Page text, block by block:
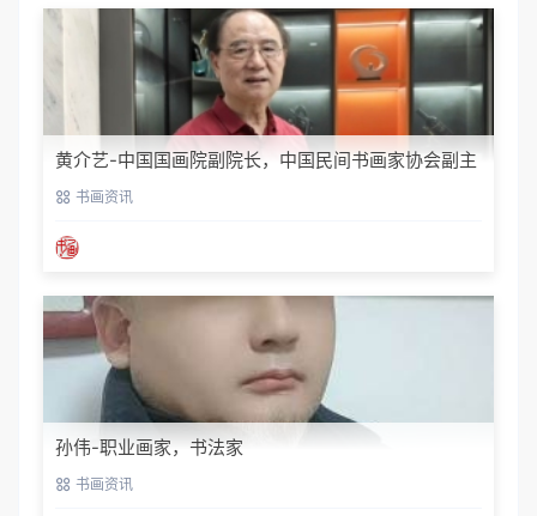
黄介艺-中国国画院副院长，中国民间书画家协会副主
席 书画资讯
孙伟-职业画家，书法家
书画资讯